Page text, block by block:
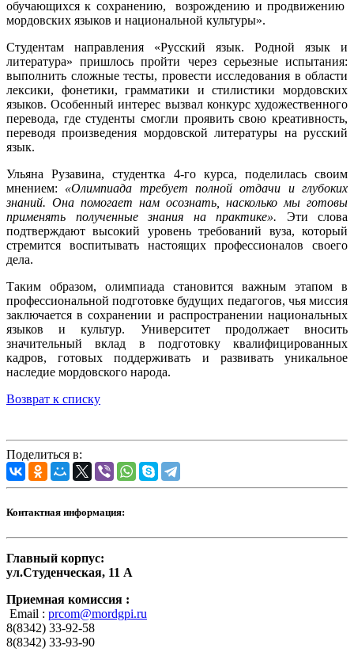
обучающихся к сохранению, возрождению и продвижению
мордовских языков и национальной культуры».
Студентам направления «Русский язык. Родной язык и
литература» пришлось пройти через серьезные испытания:
выполнить сложные тесты, провести исследования в области
лексики, фонетики, грамматики и стилистики мордовских
языков. Особенный интерес вызвал конкурс художественного
перевода, где студенты смогли проявить свою креативность,
переводя произведения мордовской литературы на русский
язык.
Ульяна Рузавина, студентка 4-го курса, поделилась своим
мнением: «Олимпиада требует полной отдачи и глубоких
знаний. Она помогает нам осознать, насколько мы готовы
применять полученные знания на практике». Эти слова
подтверждают высокий уровень требований вуза, который
стремится воспитывать настоящих профессионалов своего
дела.
Таким образом, олимпиада становится важным этапом в
профессиональной подготовке будущих педагогов, чья миссия
заключается в сохранении и распространении национальных
языков и культур. Университет продолжает вносить
значительный вклад в подготовку квалифицированных
кадров, готовых поддерживать и развивать уникальное
наследие мордовского народа.
Возврат к списку
Поделиться в:
Контактная информация:
Главный корпус:
ул.Студенческая, 11 А
Приемная комиссия :
Email : prcom@mordgpi.ru
8(8342) 33-92-58
8(8342) 33-93-90